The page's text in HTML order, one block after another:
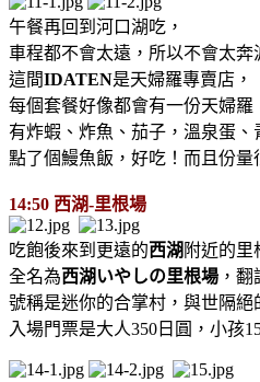
午餐再回到河口湖吃，
車程都不會太遠，所以不會太奔
這間IDATEN是天婦羅專賣店，
每個套餐好像都會有一份天婦羅
有炸蝦、炸魚、茄子，溫泉蛋、
點了個鰻魚飯，好吃！而且份量
14:50 西湖-里根場
吃飽後來到更遠的西湖 附近的里
全名為西湖いやしの里根場 ，翻
號稱是迷你的合掌村，與世隔絕
入場門票是大人350日圓，小孩